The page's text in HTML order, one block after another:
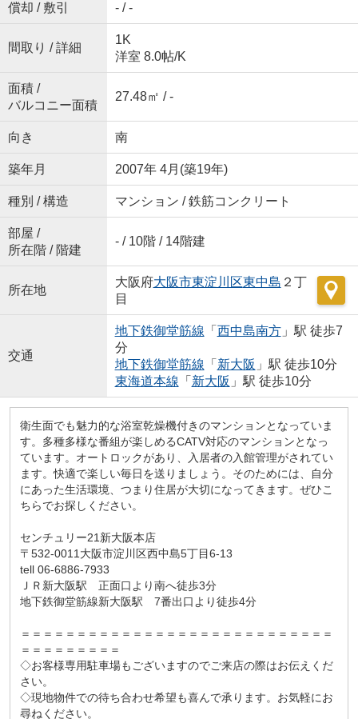
償却 / 敷引 - / -
間取り / 詳細
1K
洋室 8.0帖/K
面積 /
バルコニー面積
27.48㎡ / -
向き 南
築年月 2007年 4月(築19年)
種別 / 構造 マンション / 鉄筋コンクリート
部屋 /
所在階 / 階建
- / 10階 / 14階建
所在地
大阪府大阪市東淀川区東中島 ２丁
目
交通
地下鉄御堂筋線 「 西中島南方」駅 徒歩7
分
地下鉄御堂筋線 「 新大阪 」駅 徒歩10分
東海道本線 「 新大阪 」駅 徒歩10分
衛生面でも魅力的な浴室乾燥機付きのマンションとなっていま
す。多種多様な番組が楽しめるCATV対応のマンションとなっ
ています。オートロックがあり、入居者の入館管理がされてい
ます。快適で楽しい毎日を送りましょう。そのためには、自分
にあった生活環境、つまり住居が大切になってきます。ぜひこ
ちらでお探しください。
センチュリー21新大阪本店
〒532-0011大阪市淀川区西中島5丁目6-13
tell 06-6886-7933
ＪＲ新大阪駅 正面口より南へ徒歩3分
地下鉄御堂筋線新大阪駅 7番出口より徒歩4分
＝＝＝＝＝＝＝＝＝＝＝＝＝＝＝＝＝＝＝＝＝＝＝＝＝＝＝＝
＝＝＝＝＝＝＝＝＝
◇お客様専用駐車場もございますのでご来店の際はお伝えくだ
さい。
◇現地物件での待ち合わせ希望も喜んで承ります。お気軽にお
尋ねください。